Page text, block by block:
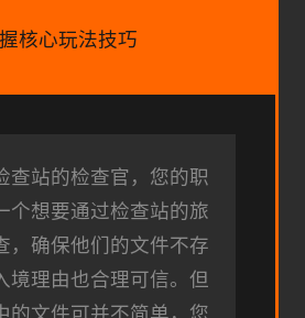
核心玩法技巧
查站的检查官，您的职
个想要通过检查站的旅
，确保他们的文件不存
境理由也合理可信。但
的文件可并不简单，您